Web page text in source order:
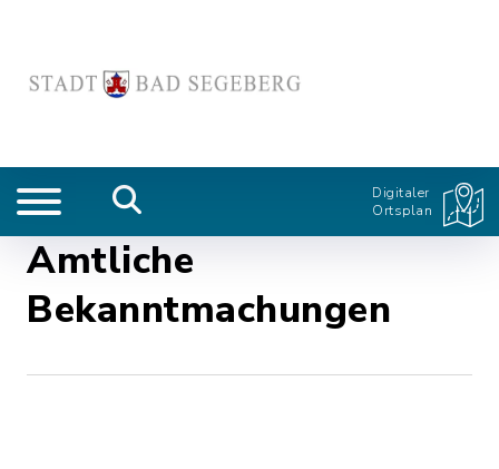
Digitaler
Ortsplan
Amtliche
Bekanntmachungen